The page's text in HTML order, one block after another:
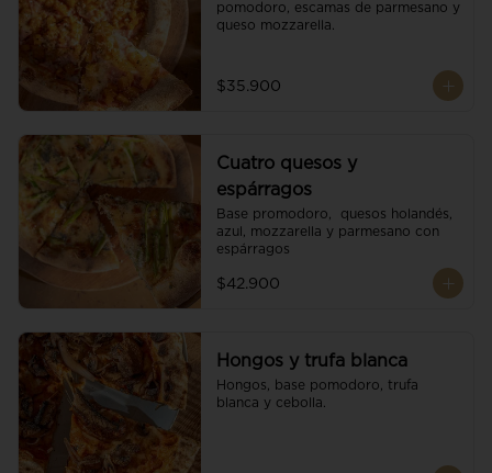
pomodoro, escamas de parmesano y
queso mozzarella.
$35.900
Cuatro quesos y
espárragos
Base promodoro,  quesos holandés,
azul, mozzarella y parmesano con
espárragos
$42.900
Hongos y trufa blanca
Hongos, base pomodoro, trufa
blanca y cebolla.